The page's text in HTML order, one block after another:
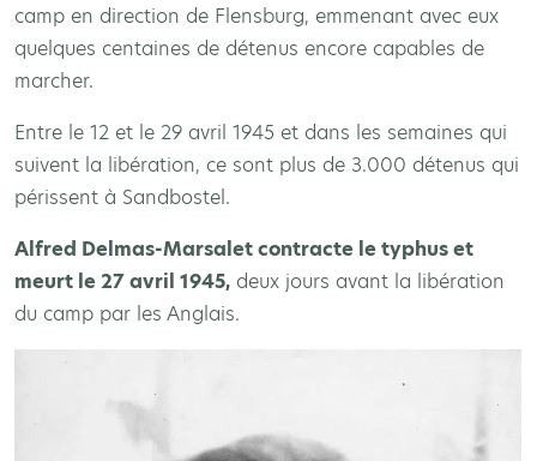
camp en direction de Flensburg, emmenant avec eux
quelques centaines de détenus encore capables de
marcher.
Entre le 12 et le 29 avril 1945 et dans les semaines qui
suivent la libération, ce sont plus de 3.000 détenus qui
périssent à Sandbostel.
Alfred Delmas-Marsalet contracte le typhus et
meurt le 27 avril 1945, deux jours avant la libération
du camp par les Anglais.